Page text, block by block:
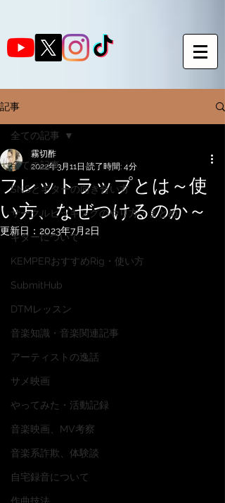
記事
全ての記事
SNSとギターの向き合い方
サークルピッキングのやり方・まとめ
ギターについて
KEMPERおすすめRig・使い方
SubmitHub
DTMレッスン
音楽知識・音楽関連記事
アーティストの逸話
サメ映画
やってみた・活動記録
音楽映画、MV考察
音楽系詐欺、体験談
自宅録音について
全ての記事
フレットラップとは～使
い方、なぜつけるのか～
霧切酢
2022年3月11日 読了時間: 4分
更新日： 2023年7月2日